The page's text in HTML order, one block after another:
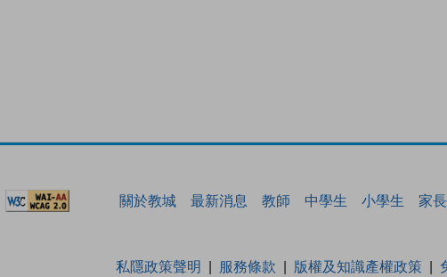
關於教城 最新消息 教師 中學生 小學生 家長
私隱政策聲明 服務條款 版權及知識產權政策